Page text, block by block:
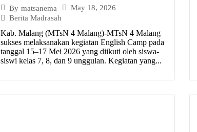
By matsanema
May 18, 2026
Berita Madrasah
Kab. Malang (MTsN 4 Malang)-MTsN 4 Malang
sukses melaksanakan kegiatan English Camp pada
tanggal 15–17 Mei 2026 yang diikuti oleh siswa-
siswi kelas 7, 8, dan 9 unggulan. Kegiatan yang...